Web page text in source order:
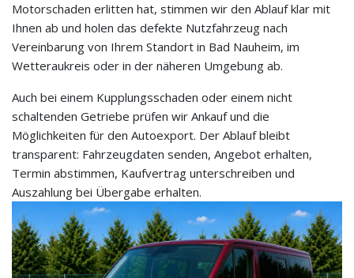
Motorschaden erlitten hat, stimmen wir den Ablauf klar mit
Ihnen ab und holen das defekte Nutzfahrzeug nach
Vereinbarung von Ihrem Standort in Bad Nauheim, im
Wetteraukreis oder in der näheren Umgebung ab.
Auch bei einem Kupplungsschaden oder einem nicht
schaltenden Getriebe prüfen wir Ankauf und die
Möglichkeiten für den Autoexport. Der Ablauf bleibt
transparent: Fahrzeugdaten senden, Angebot erhalten,
Termin abstimmen, Kaufvertrag unterschreiben und
Auszahlung bei Übergabe erhalten.